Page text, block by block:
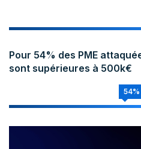
Pour 54% des PME
sont supérieures à 500k€
54%